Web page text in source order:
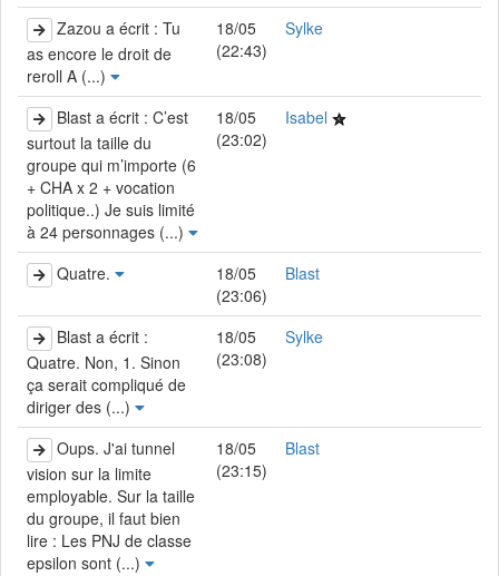
Zazou a écrit : Tu
as encore le droit de
reroll A (...)
18/05
(22:43)
Sylke
Blast a écrit : C’est
surtout la taille du
groupe qui m’importe (6
+ CHA x 2 + vocation
politique..) Je suis limité
à 24 personnages (...)
18/05
(23:02)
Isabel
Quatre.
18/05
(23:06)
Blast
Blast a écrit :
Quatre. Non, 1. Sinon
ça serait compliqué de
diriger des (...)
18/05
(23:08)
Sylke
Oups. J'ai tunnel
vision sur la limite
employable. Sur la taille
du groupe, il faut bien
lire : Les PNJ de classe
epsilon sont (...)
18/05
(23:15)
Blast